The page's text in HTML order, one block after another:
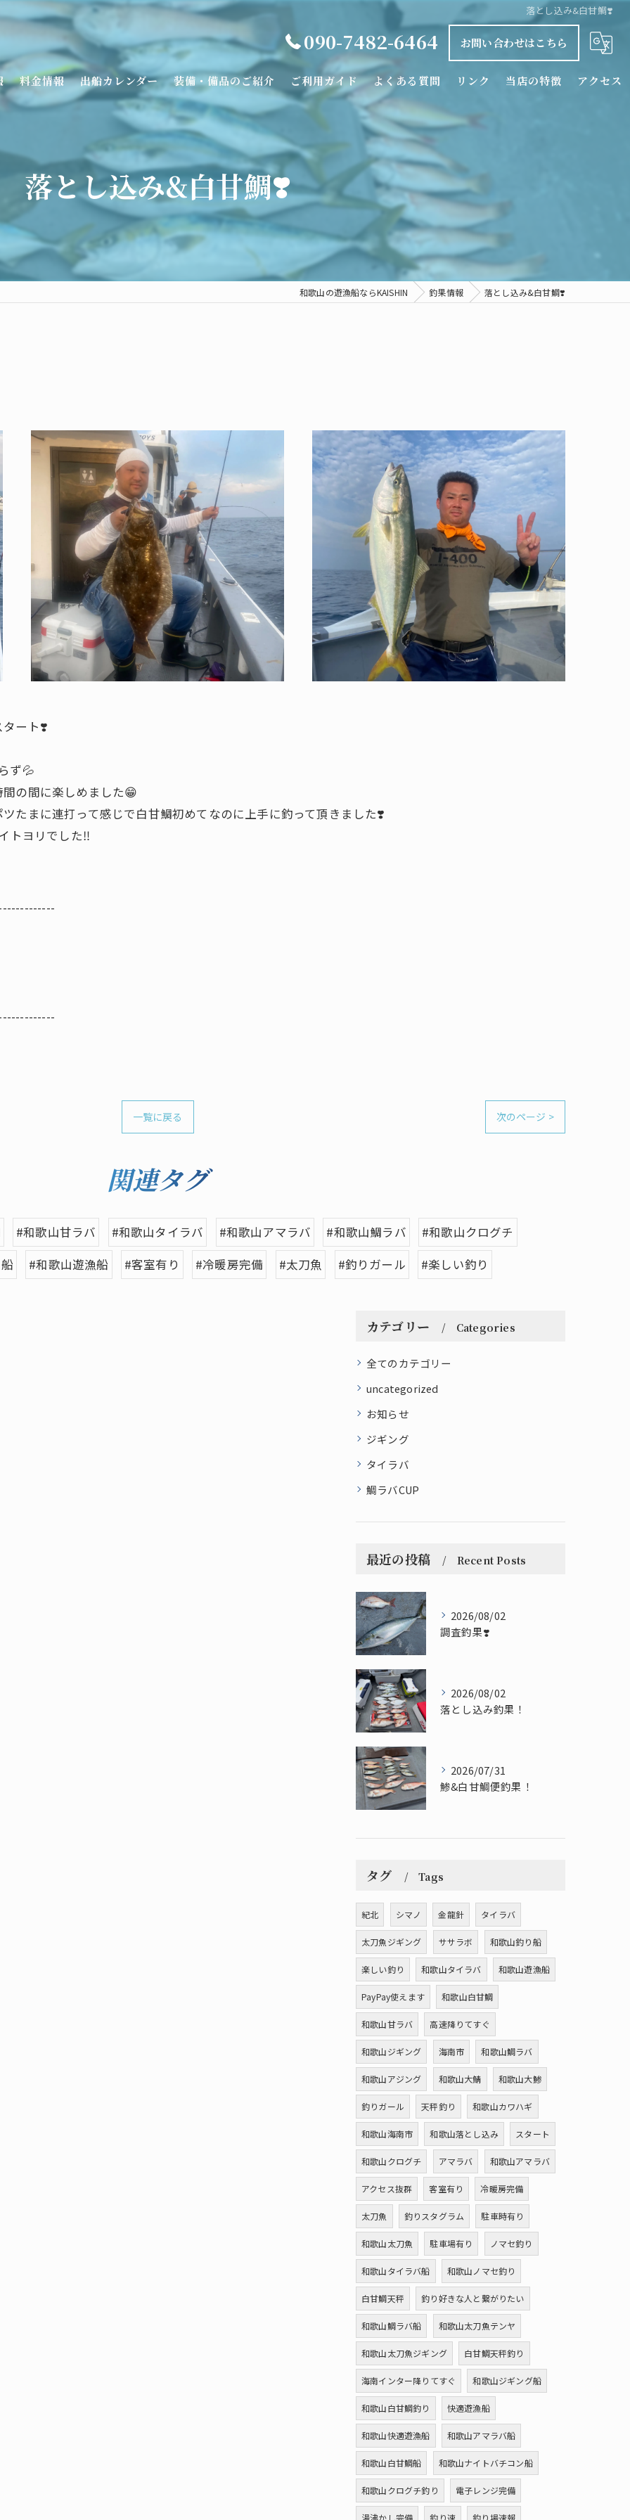
落とし込み&白甘鯛❣️
090-7482-6464 お問い合わせはこちら
料金情報 出船カレンダー 装備・備品のご紹介 ご利用ガイド よくある質問 リンク 当店の特徴
シロアマダイ
アクセス
落とし込み&白甘鯛❣️
和歌山の遊漁船ならKAISHIN 釣果情報 落とし込み&白甘鯛❣️
タート❣️
ず💦
の間に楽しめました😁
たまに連打って感じで白甘鯛初めてなのに上手に釣って頂きました❣️
トヨリでした‼️
一覧に戻る 次のページ >
関連タグ
#和歌山甘ラバ #和歌山タイラバ #和歌山アマラバ #和歌山鯛ラバ
#和歌山クログチ
#和歌山遊漁船 #客室有り #冷暖房完備 #太刀魚 #釣りガール #楽しい釣り
カテゴリー Categories
全てのカテゴリー
uncategorized
お知らせ
ジギング
タイラバ
鯛ラバCUP
最近の投稿 Recent Posts
2026/08/02
調査釣果❣️
2026/08/02
落とし込み釣果！
2026/07/31
鯵&白甘鯛便釣果！
タグ Tags
紀北 シマノ 金龍針 タイラバ
太刀魚ジギング ササラボ 和歌山釣り船
楽しい釣り 和歌山タイラバ 和歌山遊漁船
PayPay使えます 和歌山白甘鯛
和歌山甘ラバ 高速降りてすぐ
和歌山ジギング 海南市 和歌山鯛ラバ
和歌山アジング 和歌山大鯖 和歌山大鯵
釣りガール 天秤釣り 和歌山カワハギ
和歌山海南市 和歌山落とし込み スタート
和歌山クログチ アマラバ 和歌山アマラバ
アクセス抜群 客室有り 冷暖房完備
太刀魚 釣りスタグラム 駐車時有り
和歌山太刀魚 駐車場有り ノマセ釣り
和歌山タイラバ船 和歌山ノマセ釣り
白甘鯛天秤 釣り好きな人と繋がりたい
和歌山鯛ラバ船 和歌山太刀魚テンヤ
和歌山太刀魚ジギング 白甘鯛天秤釣り
海南インター降りてすぐ 和歌山ジギング船
和歌山白甘鯛釣り 快適遊漁船
和歌山快適遊漁船 和歌山アマラバ船
和歌山白甘鯛船 和歌山ナイトバチコン船
和歌山クログチ釣り 電子レンジ完備
湯沸かし完備 釣り速 釣り場速報